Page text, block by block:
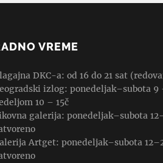
VREME
DKC-a: od 16 do 21 sat
izlog: ponedeljak–subota 9
10 – 15č
galerija: ponedeljak–subota
Artget: ponedeljak–subota